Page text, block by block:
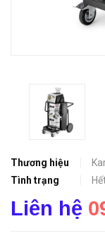
Thương hiệu
Tình trạng
Liên hệ